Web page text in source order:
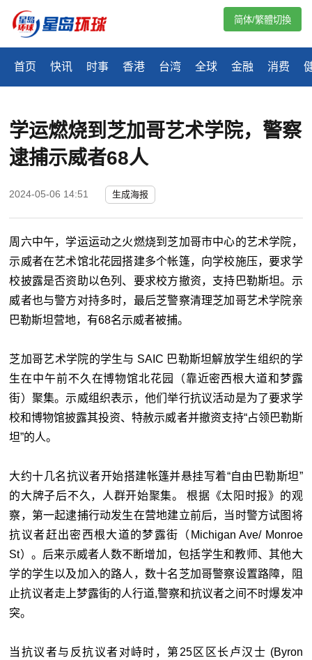
首页 快讯 时事 香港 台湾 全球 金融 消费
简体/繁體切換
学运燃烧到芝加哥艺术学院，警察
逮捕示威者68人
2024-05-06 14:51 生成海报
周六中午，学运运动之火燃烧到芝加哥市中心的艺术学院，
示威者在艺术馆北花园搭建多个帐篷，向学校施压，要求学
校披露是否资助以色列、要求校方撤资，支持巴勒斯坦。示
威者也与警方对持多时，最后芝警察清理芝加哥艺术学院亲
巴勒斯坦营地，有68名示威者被捕。
芝加哥艺术学院的学生与 SAIC 巴勒斯坦解放学生组织的学
生在中午前不久在博物馆北花园（靠近密西根大道和梦露
街）聚集。示威组织表示，他们举行抗议活动是为了要求学
校和博物馆披露其投资、特赦示威者并撤资支持“占领巴勒斯
坦”的人。
大约十几名抗议者开始搭建帐篷并悬挂写着“自由巴勒斯坦”
的大牌子后不久，人群开始聚集。 根据《太阳时报》的观
察，第一起逮捕行动发生在营地建立前后，当时警方试图将
抗议者赶出密西根大道的梦露街（Michigan Ave/ Monroe
St）。后来示威者人数不断增加，包括学生和教师、其他大
学的学生以及加入的路人，数十名芝加哥警察设置路障，阻
止抗议者走上梦露街的人行道,警察和抗议者之间不时爆发冲
突。
当抗议者与反抗议者对峙时，第25区区长卢汉士 (Byron